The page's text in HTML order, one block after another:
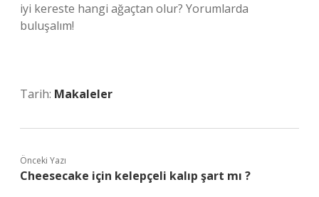
iyi kereste hangi ağaçtan olur? Yorumlarda
buluşalım!
Tarih: Makaleler
Önceki Yazı
Cheesecake için kelepçeli kalıp şart mı ?